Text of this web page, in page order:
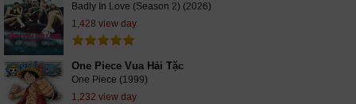
Badly In Love (Season 2) (2026)
1,428 view day
One Piece Vua Hải Tặc
One Piece (1999)
1,232 view day